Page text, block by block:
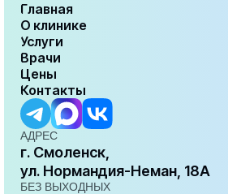
Главная
О клинике
Услуги
Врачи
Цены
Контакты
АДРЕС
г. Смоленск,
ул. Нормандия-Неман, 18А
БЕЗ ВЫХОДНЫХ